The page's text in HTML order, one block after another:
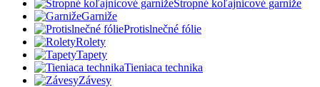
Stropné koľajnicové garniže
Garniže
Protislnečné fólie
Rolety
Tapety
Tieniaca technika
Závesy